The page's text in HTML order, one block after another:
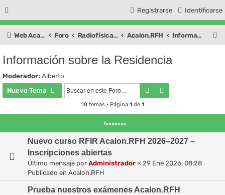
Identificarse
Registrarse
Web Academia Foro Radiofísica Hospitalaria Acalon.RFH Información sobre la Residencia
Información sobre la Residencia
Moderador: Alberto
Nuevo Tema
Buscar
18 temas • Página 1de 1
Anuncios
Nuevo curso RFIR Acalon.RFH 2026–2027 –
Inscripciones abiertas
Último mensaje por Administrador « 29 Ene 2026, 08:28
Publicado en Acalon.RFH
Prueba nuestros exámenes Acalon.RFH